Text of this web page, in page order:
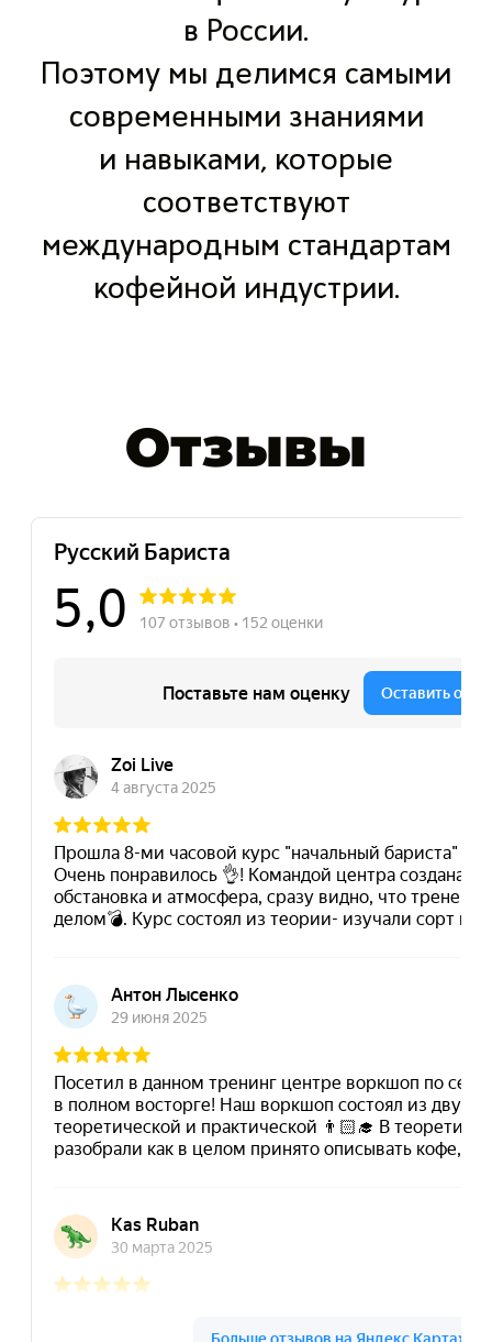
в России.
Поэтому мы делимся самыми
современными знаниями
и навыками, которые
соответствуют
международным стандартам
кофейной индустрии.
Отзывы